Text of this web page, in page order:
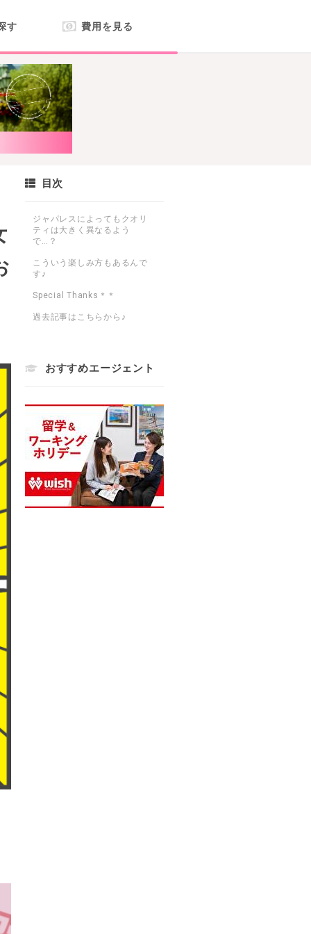
す 費用を見る
目次
ジャパレスによってもクオリ
ティは大きく異なるよう
で…？
こういう楽しみ方もあるんで
す♪
Special Thanks＊＊
過去記事はこちらから♪
おすすめエージェント